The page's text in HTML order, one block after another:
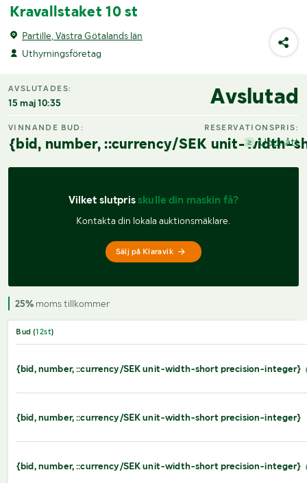
Kravallstaket 10 st
Partille, Västra Götalands län
Uthyrningsföretag
AVSLUTADES:
15 maj 10:35 Avslutad
VINNANDE BUD:
{bid, number, ::currency/SEK unit-width-
RESERVATIONSPRIS:
Uppnått
Vilket slutpris skulle din maskin få?
Kontakta din lokala auktionsmäklare.
Sälj på Klaravik
25% moms tillkommer
Bud (12st)
{bid, number, ::currency/SEK unit-width-short precision-integer}
{bid, number, ::currency/SEK unit-width-short precision-integer}
{bid, number, ::currency/SEK unit-width-short precision-integer}